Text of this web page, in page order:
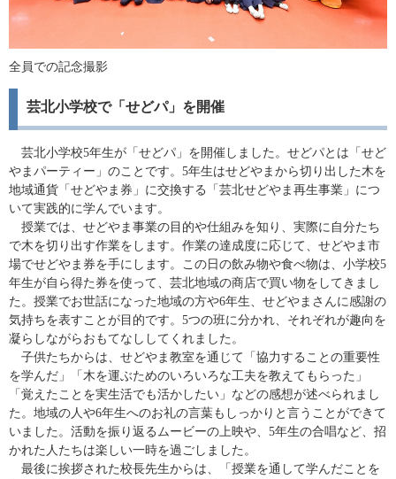
全員での記念撮影
芸北小学校で「せどパ」を開催
芸北小学校5年生が「せどパ」を開催しました。せどパとは「せど
やまパーティー」のことです。5年生はせどやまから切り出した木を
地域通貨「せどやま券」に交換する「芸北せどやま再生事業」につ
いて実践的に学んでいます。
授業では、せどやま事業の目的や仕組みを知り、実際に自分たち
で木を切り出す作業をします。作業の達成度に応じて、せどやま市
場でせどやま券を手にします。この日の飲み物や食べ物は、小学校5
年生が自ら得た券を使って、芸北地域の商店で買い物をしてきまし
た。授業でお世話になった地域の方や6年生、せどやまさんに感謝の
気持ちを表すことが目的です。5つの班に分かれ、それぞれが趣向を
凝らしながらおもてなししてくれました。
子供たちからは、せどやま教室を通じて「協力することの重要性
を学んだ」「木を運ぶためのいろいろな工夫を教えてもらった」
「覚えたことを実生活でも活かしたい」などの感想が述べられまし
た。地域の人や6年生へのお礼の言葉もしっかりと言うことができて
いました。活動を振り返るムービーの上映や、5年生の合唱など、招
かれた人たちは楽しい一時を過ごしました。
最後に挨拶された校長先生からは、「授業を通して学んだことを